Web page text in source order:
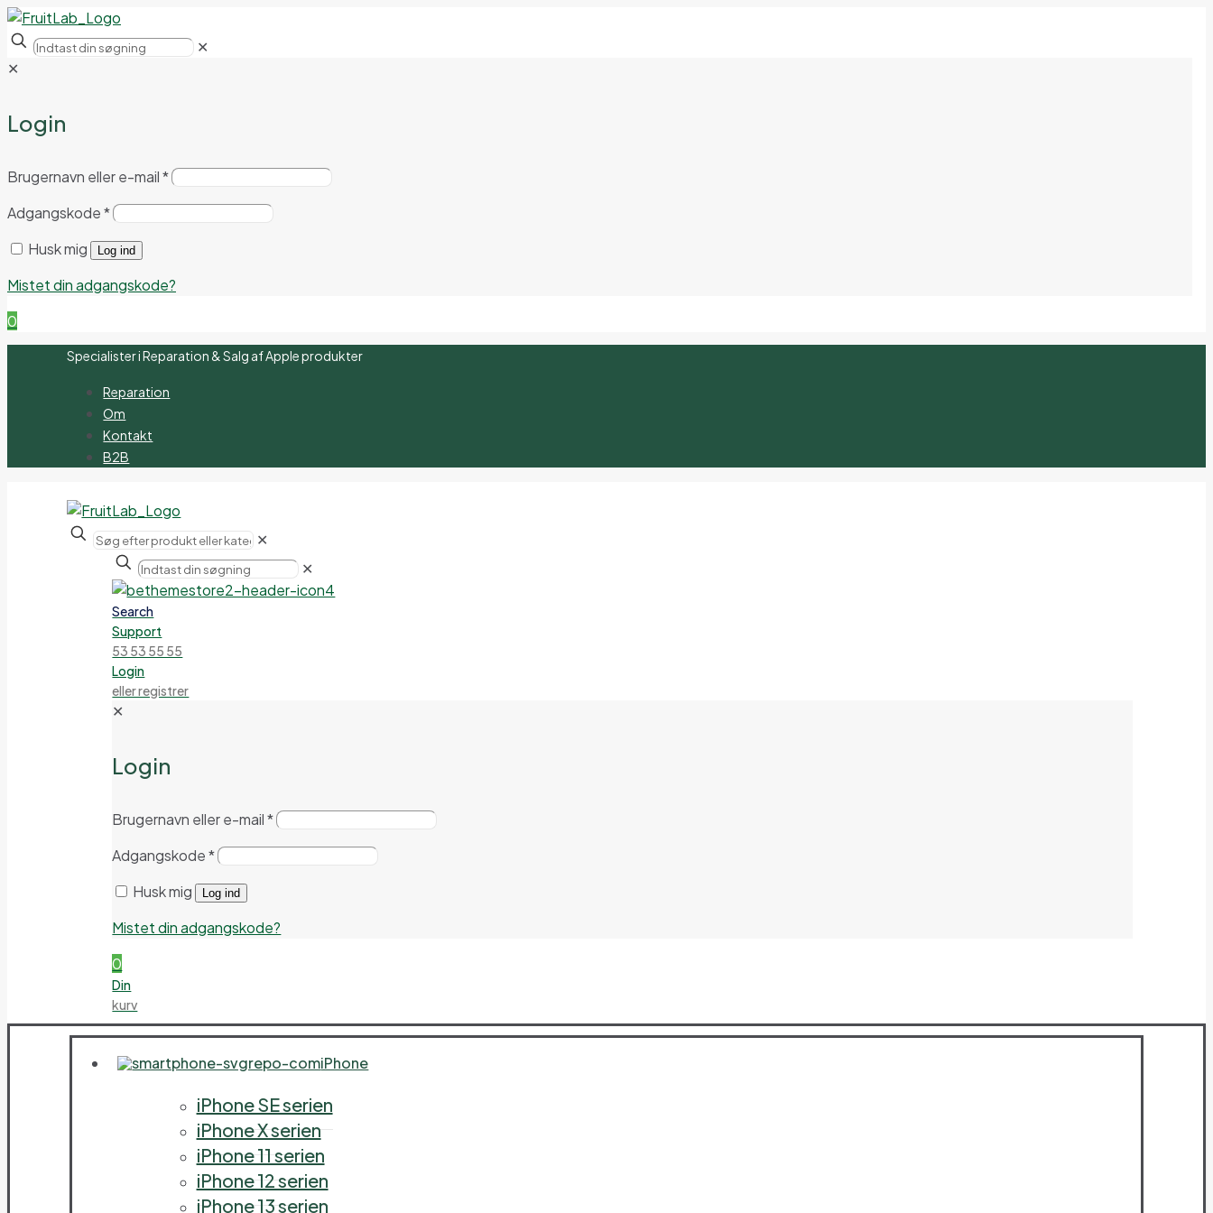
✕
✕
Login
Brugernavn eller e-mail*
Adgangskode*
Husk mig
Log ind
Mistet din adgangskode?
0
Specialister i Reparation & Salg af Apple produkter
Reparation
Om
Kontakt
B2B
✕
✕
Search
Support
53 53 55 55
Login
eller registrer
✕
Login
Brugernavn eller e-mail*
Adgangskode*
Husk mig
Log ind
Mistet din adgangskode?
0
Din
kurv
iPhone
iPhone SE serien
iPhone X serien
iPhone 11 serien
iPhone 12 serien
iPhone 13 serien